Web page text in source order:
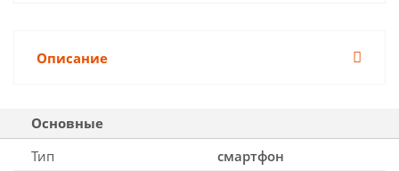
Описание
Основные
Тип
смартфон